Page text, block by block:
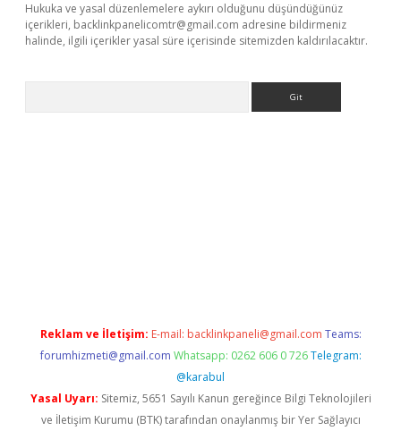
Hukuka ve yasal düzenlemelere aykırı olduğunu düşündüğünüz
içerikleri, backlinkpanelicomtr@gmail.com adresine bildirmeniz
halinde, ilgili içerikler yasal süre içerisinde sitemizden kaldırılacaktır.
Reklam ve İletişim: E-mail: backlinkpaneli@gmail.com Teams:
forumhizmeti@gmail.com Whatsapp: 0262 606 0 726 Telegram:
@karabul
Yasal Uyarı: Sitemiz, 5651 Sayılı Kanun gereğince Bilgi Teknolojileri
ve İletişim Kurumu (BTK) tarafından onaylanmış bir Yer Sağlayıcı